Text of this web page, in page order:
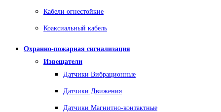
Кабели огнестойкие
Коаксиальный кабель
Охранно-пожарная сигнализация
Извещатели
Датчики Вибрационные
Датчики Движения
Датчики Магнитно-контактные